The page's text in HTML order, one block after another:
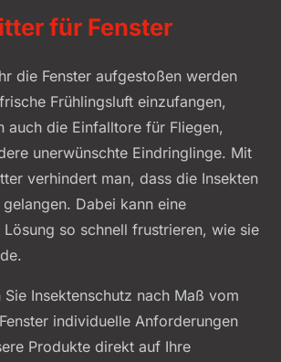
für Fenster
die Fenster aufgestoßen werden
Frühlingsluft einzufangen,
auch die Einfalltore für Fliegen,
unerwünschte Eindringlinge. Mit
verhindert man, dass die Insekten
Dabei kann eine
Lösung so schnell frustrieren, wie sie
Sie Insektenschutz nach Maß vom
individuelle Anforderungen
Produkte direkt auf Ihre